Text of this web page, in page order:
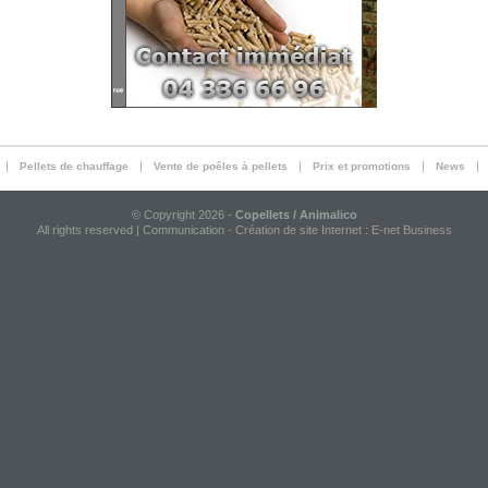
| Pellets de chauffage | Vente de poêles à pellets | Prix et promotions | News |
© Copyright 2026 - Copellets / Animalico
All rights reserved | Communication - Création de site Internet: E-net Business